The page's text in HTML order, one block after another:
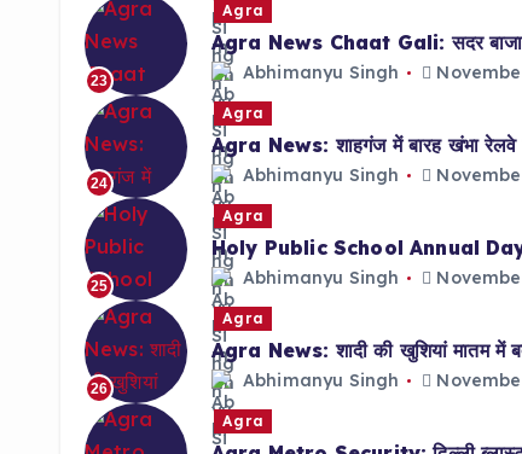
23
Agra
Agra News Chaat Gali: सदर बाजार
Abhimanyu Singh
24
Agra
Agra News: शाहगंज में बारह खंभा रेलवे
Abhimanyu Singh
25
Agra
Holy Public School Annual Day:
Abhimanyu Singh
26
Agra
Agra News: शादी की खुशियां मातम में
Abhimanyu Singh
Agra